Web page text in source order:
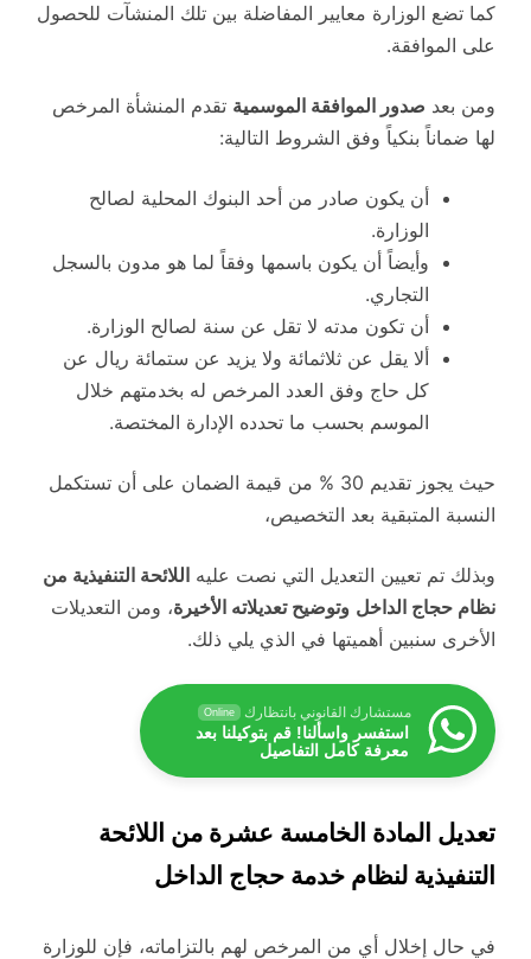
كما تضع الوزارة معايير المفاضلة بين تلك المنشآت للحصول
على الموافقة.
ومن بعد صدور الموافقة الموسمية تقدم المنشأة المرخص
لها ضماناً بنكياً وفق الشروط التالية:
أن يكون صادر من أحد البنوك المحلية لصالح
الوزارة.
وأيضاً أن يكون باسمها وفقاً لما هو مدون بالسجل
التجاري.
أن تكون مدته لا تقل عن سنة لصالح الوزارة.
ألا يقل عن ثلاثمائة ولا يزيد عن ستمائة ريال عن
كل حاج وفق العدد المرخص له بخدمتهم خلال
الموسم بحسب ما تحدده الإدارة المختصة.
حيث يجوز تقديم 30 % من قيمة الضمان على أن تستكمل
النسبة المتبقية بعد التخصيص،
وبذلك تم تعيين التعديل التي نصت عليه اللائحة التنفيذية من
نظام حجاج الداخل وتوضيح تعديلاته الأخيرة، ومن التعديلات
الأخرى سنبين أهميتها في الذي يلي ذلك.
مستشارك القانوني بانتظارك Online
استفسر واسألنا! قم بتوكيلنا بعد
معرفة كامل التفاصيل
تعديل المادة الخامسة عشرة من اللائحة
التنفيذية لنظام خدمة حجاج الداخل
في حال إخلال أي من المرخص لهم بالتزاماته، فإن للوزارة